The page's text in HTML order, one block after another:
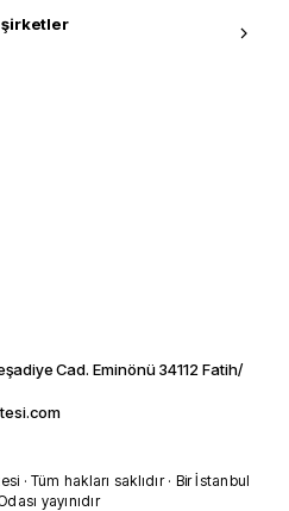
şirketler
Cad. Eminönü 34112 Fatih/
· Tüm hakları saklıdır · Bir İstanbul
yayınıdır